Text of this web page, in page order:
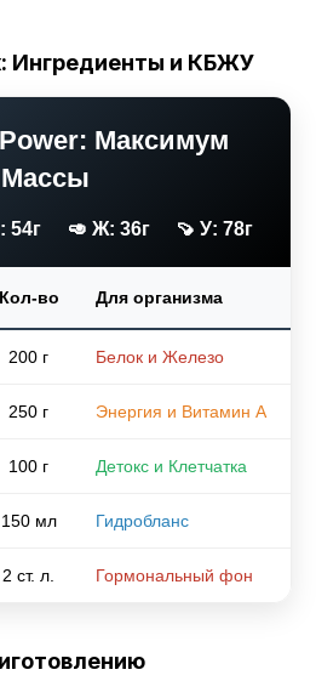
Ингредиенты и КБЖУ
Максимум
Массы
54г 🥑 Ж: 36г 🍠 У: 78г
Кол-во Для организма
200 г Белок и Железо
250 г Энергия и Витамин А
100 г Детокс и Клетчатка
150 мл Гидробланс
2 ст. л. Гормональный фон